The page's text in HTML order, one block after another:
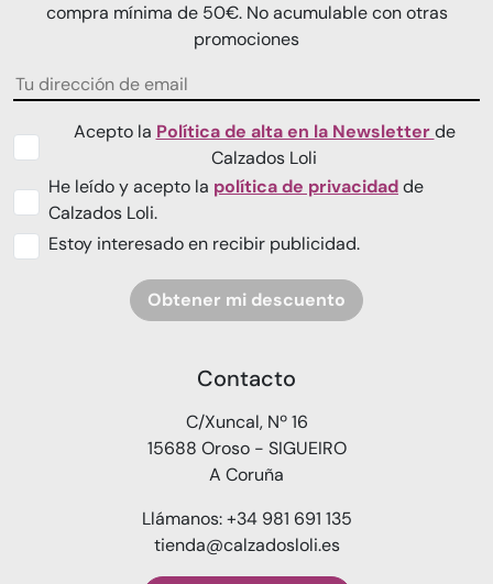
compra mínima de 50€. No acumulable con otras
promociones
Acepto la Política de alta en la Newsletterde
Calzados Loli
He leído y acepto la política de privacidadde
Calzados Loli.
Estoy interesado en recibir publicidad.
Obtener mi descuento
Contacto
C/Xuncal, Nº 16
15688 Oroso - SIGUEIRO
A Coruña
Llámanos: +34 981 691 135
tienda@calzadosloli.es